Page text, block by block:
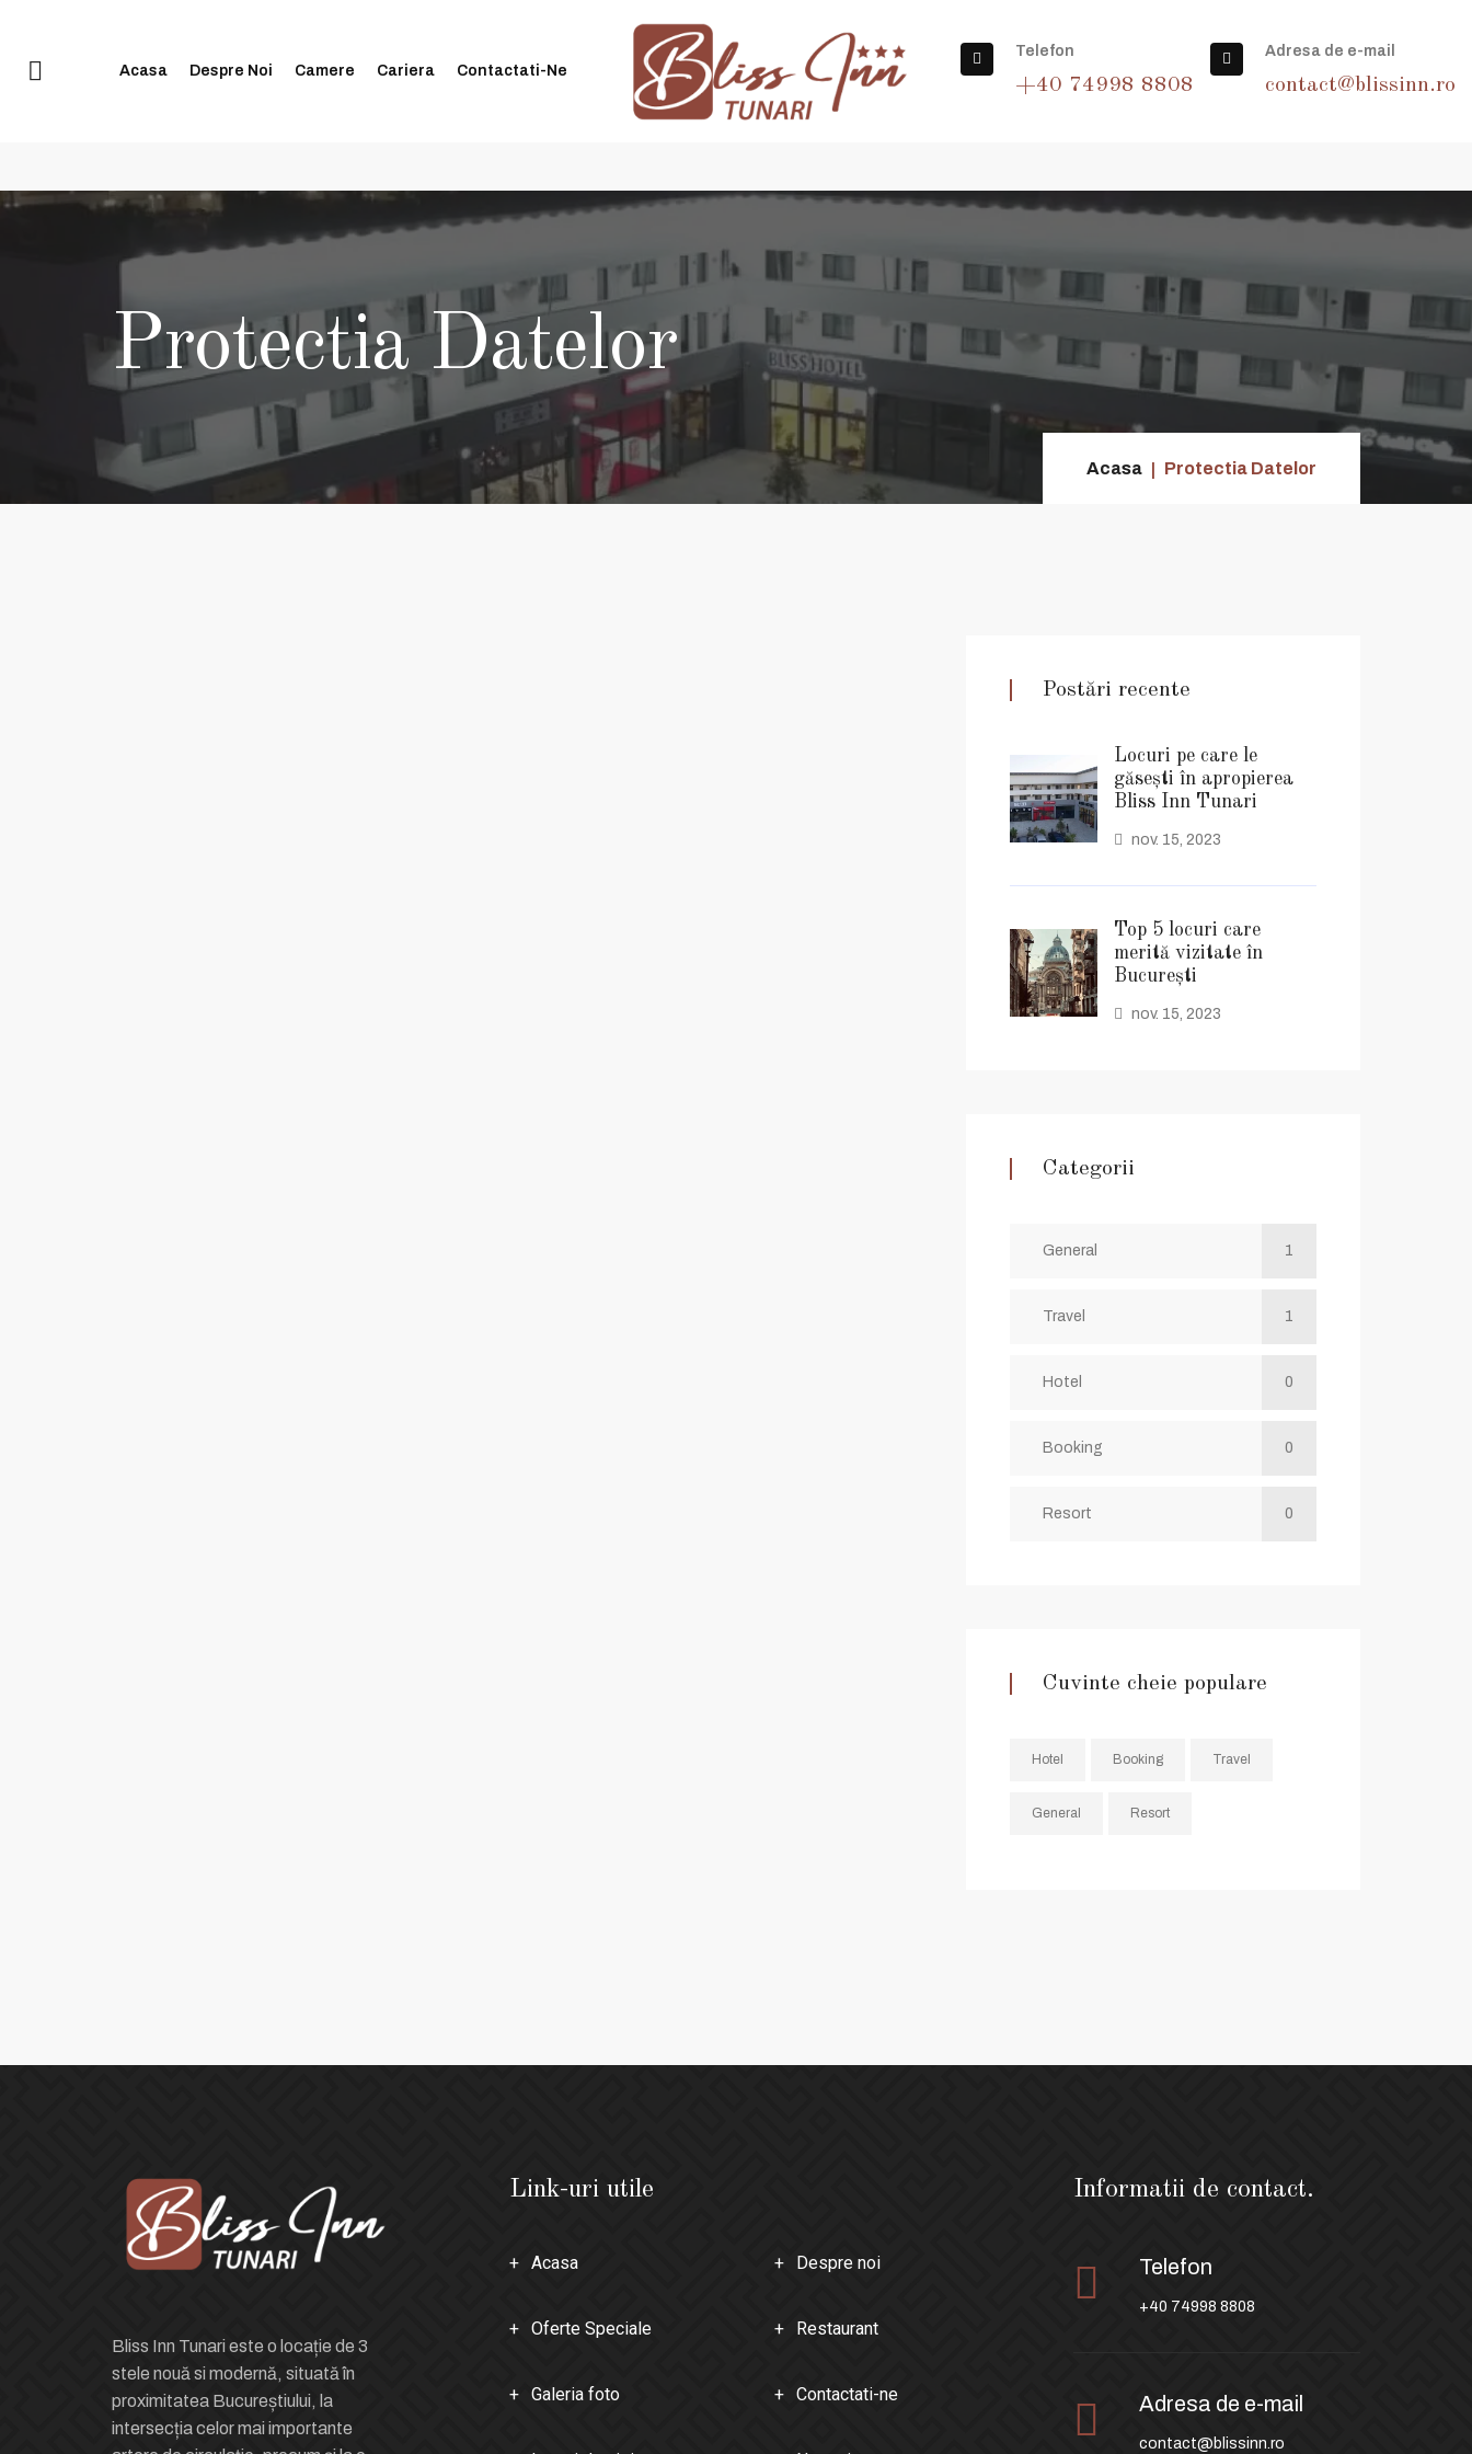
Check in-ul se face între orele 14:00 și 20:00
Acasa Despre Noi Camere Cariera Contactati-Ne
Telefon
+40 74998 8808
Adresa de e-mail
contact@blissinn.ro
Protectia Datelor
Acasa Protectia Datelor
Postări recente
Locuri pe care le
găsești în apropierea
Bliss Inn Tunari
nov. 15, 2023
Top 5 locuri care
merită vizitate în
București
nov. 15, 2023
Categorii
General 1
Travel 1
Hotel 0
Booking 0
Resort 0
Cuvinte cheie populare
Hotel Booking Travel
General Resort
Bliss Inn Tunari este o locație de 3
stele nouă si modernă, situată în
proximitatea Bucureștiului, la
intersecția celor mai importante
Link-uri utile
Acasa Despre noi
Oferte Speciale Restaurant
Galeria foto Contactati-ne
Informatii de contact.
Telefon
+40 74998 8808
Adresa de e-mail
contact@blissinn.ro